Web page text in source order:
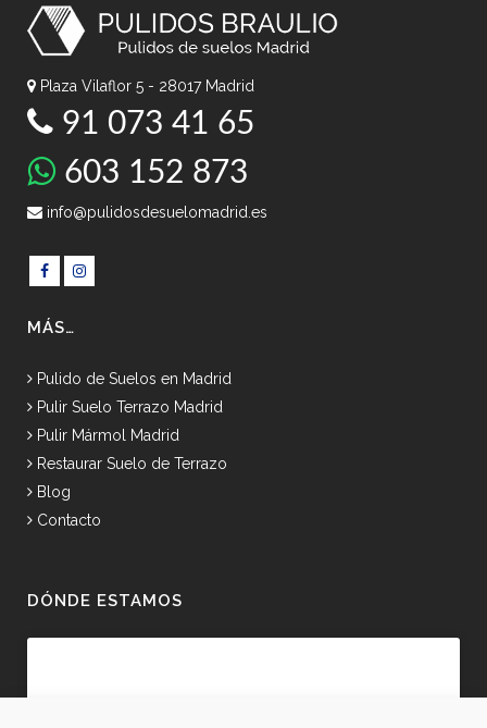
Plaza Vilaflor 5 - 28017 Madrid
91 073 41 65
603 152 873
info@pulidosdesuelomadrid.es
MÁS…
Pulido de Suelos en Madrid
Pulir Suelo Terrazo Madrid
Pulir Mármol Madrid
Restaurar Suelo de Terrazo
Blog
Contacto
DÓNDE ESTAMOS